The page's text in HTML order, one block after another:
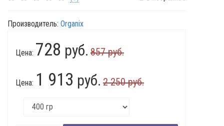
Производитель: Organix
Цена: 728 руб. 857 руб.
Цена: 1 913 руб. 2 250 руб.